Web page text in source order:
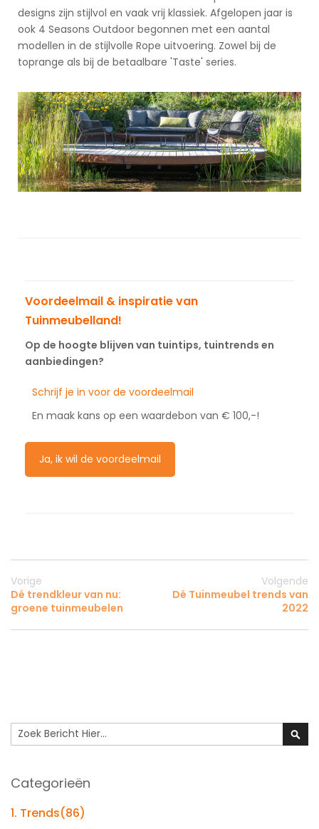
designs zijn stijlvol en vaak vrij klassiek. Afgelopen jaar is
ook 4 Seasons Outdoor begonnen met een aantal
modellen in de stijlvolle Rope uitvoering. Zowel bij de
toprange als bij de betaalbare 'Taste' series.
Voordeelmail & inspiratie van
Tuinmeubelland!
Op de hoogte blijven van tuintips, tuintrends en
aanbiedingen?
Schrijf je in voor de voordeelmail
En maak kans op een waardebon van € 100,-!
Ja, ik wil de voordeelmail
Vorige
Dé trendkleur van nu:
groene tuinmeubelen
Volgende
Dé Tuinmeubel trends van
2022
Search
Categorieën
1. Trends(86)